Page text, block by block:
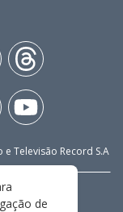
e Televisão Record S.A
de